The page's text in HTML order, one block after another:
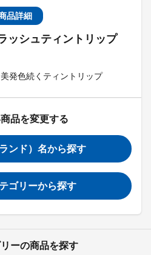
品詳細
ッシュティントリップ
発色続くティントリップ
品を変更する
ンド）名から探す
ゴリーから探す
ーの商品を探す